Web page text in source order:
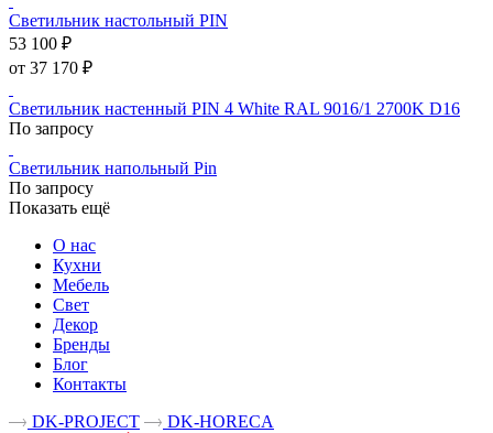
Светильник настольный PIN
53 100 ₽
от 37 170 ₽
Светильник настенный PIN 4 White RAL 9016/1 2700K D16
По запросу
Светильник напольный Pin
По запросу
Показать ещё
О нас
Кухни
Мебель
Свет
Декор
Бренды
Блог
Контакты
DK-PROJECT
DK-HORECA